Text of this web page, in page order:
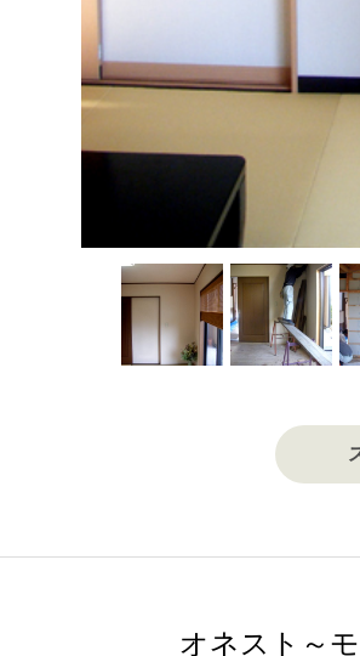
オネスト～